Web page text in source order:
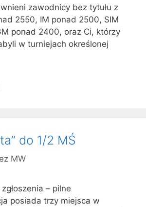
zawodnicy bez tytułu z
2550, IM ponad 2500, SIM
ponad 2400, oraz Ci, którzy
w turniejach określonej
do 1/2 MŚ
MW
– pilne
posiada trzy miejsca w